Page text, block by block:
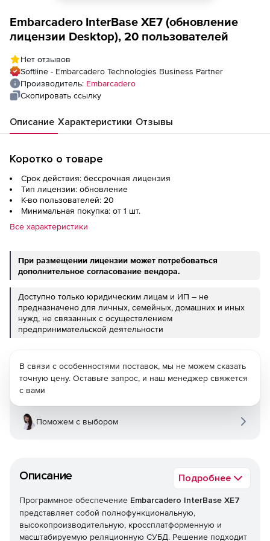
Embarcadero InterBase XE7 (обновление
лицензии Desktop), 20 пользователей
Нет отзывов
Softline - Embarcadero Technologies Business Partner
Производитель: Embarcadero
Скопировать ссылку
Описание Характеристики Отзывы
Коротко о товаре
Срок действия: бессрочная лицензия
Тип лицензии: обновление
К-во пользователей: 20
Минимальная покупка: от 1 шт.
Все характеристики
При размещении лицензии может потребоваться
дополнительное согласование вендора.
Доступно только юридическим лицам и ИП – не
предназначено для личных, семейных, домашних и иных
нужд, не связанных с осуществлением
предпринимательской деятельности
Описание Подробнее
Программное обеспечение Embarcadero InterBase XE7
представляет собой полнофункциональную,
высокопроизводительную, кроссплатформенную и
масштабируемую реляционную СУБД. Решение подходит
В связи с особенностями поставок, мы не можем сказать
точную цену. Оставьте запрос, и наш менеджер свяжется
с вами
Поможем с выбором